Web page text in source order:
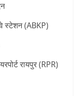
स्टेशन (ABKP)
रायपुर (RPR)